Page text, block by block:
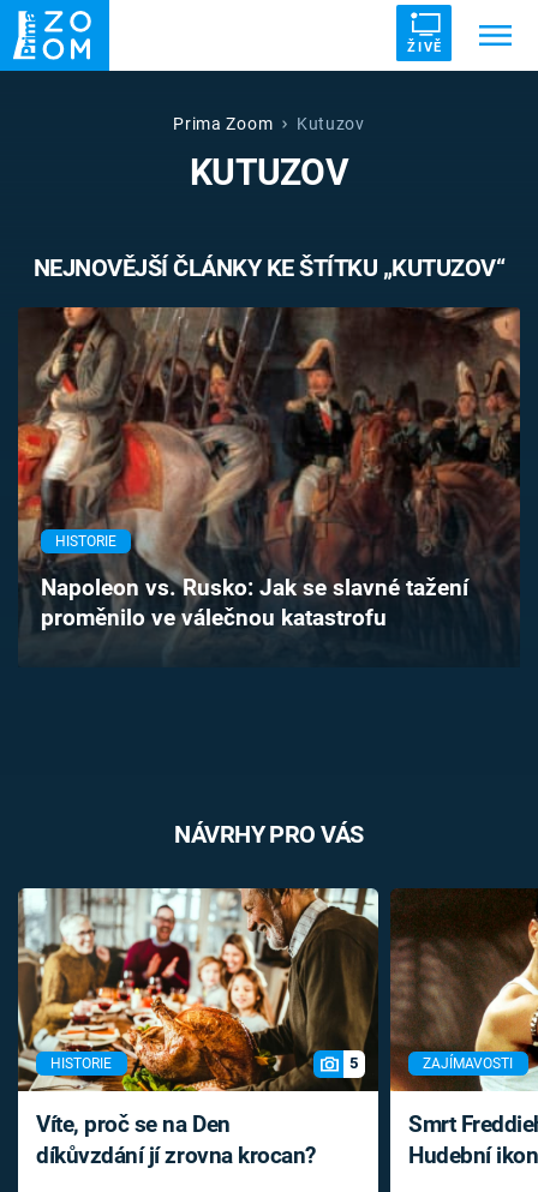
ŽIVĚ
UFO DRUHÁ SVĚTOVÁ VÁLKA
VETŘELCI DÁVNOVĚKU
Témata
Témata
Pořady
TV Program
Časopis
Sledujte prima+
Prima Zoom Kutuzov
KUTUZOV
NEJNOVĚJŠÍ ČLÁNKY KE ŠTÍTKU „KUTUZOV“
HISTORIE
Napoleon vs. Rusko: Jak se slavné tažení
proměnilo ve válečnou katastrofu
NÁVRHY PRO VÁS
HISTORIE 5
Víte, proč se na Den
díkůvzdání jí zrovna krocan?
ZAJÍMAVOSTI
Smrt
Hudební